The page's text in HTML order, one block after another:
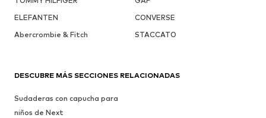
ELEFANTEN
CONVERSE
Abercrombie & Fitch
STACCATO
DESCUBRE MÁS SECCIONES RELACIONADAS
Sudaderas con capucha para
niños de Next